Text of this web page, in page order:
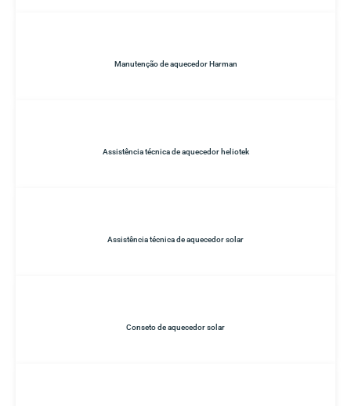
Manutenção de aquecedor Harman
Assistência técnica de aquecedor heliotek
Assistência técnica de aquecedor solar
Conseto de aquecedor solar